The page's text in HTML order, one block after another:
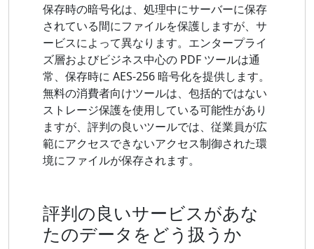
保存時の暗号化は、処理中にサーバーに保存
されている間にファイルを保護しますが、サ
ービスによって異なります。エンタープライ
ズ層およびビジネス中心の PDF ツールは通
常、保存時に AES-256 暗号化を提供します。
無料の消費者向けツールは、包括的ではない
ストレージ保護を使用している可能性があり
ますが、評判の良いツールでは、従業員が広
範にアクセスできないアクセス制御された環
境にファイルが保存されます。
評判の良いサービスがあな
たのデータをどう扱うか